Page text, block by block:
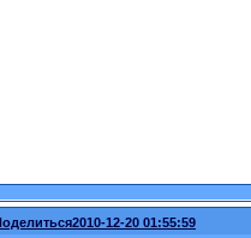
2010-12-20 01:55:59